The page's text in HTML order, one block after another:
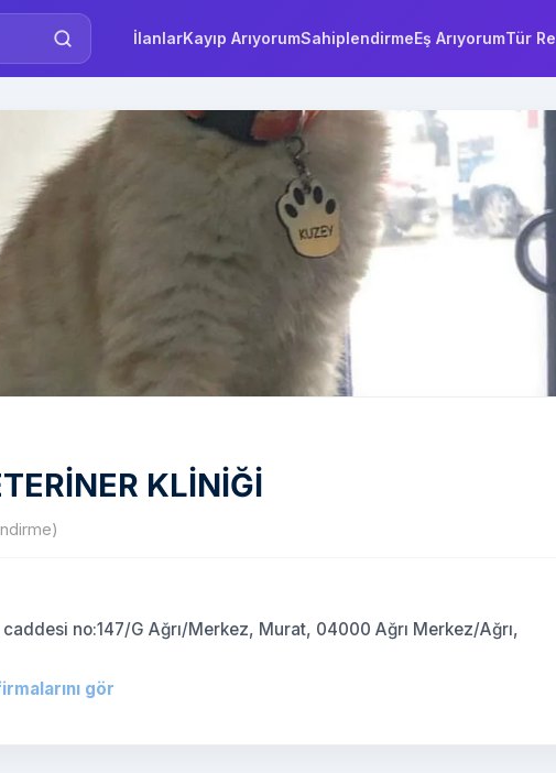
İlanlarKayıp ArıyorumSahiplendirmeEş ArıyorumTür
KLİNİĞİ
no:147/G Ağrı/Merkez, Murat, 04000 Ağrı Merkez/Ağrı,
gör